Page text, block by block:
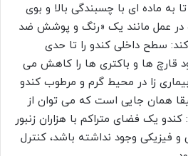
به ماده ای با چسبندگی بالا و بوی
در عمل مانند یک «رنگ و پوشش ضد
سطح داخلی کندو را تا حدی
قارچ ها و باکتری ها را کاهش می
زا در محیط گرم و مرطوب کندو
همان جایی است که می توان از
یک فضای متراکم با هزاران زنبور
فیزیکی وجود نداشته باشد، کنترل